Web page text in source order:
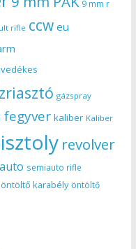
9 mm r
rifle ccw eu
gázspray
fegyver kaliber Kaliber
revolver
semiauto rifle
öntöltő karabély öntöltő